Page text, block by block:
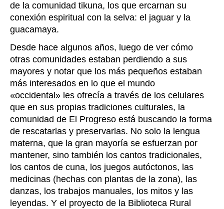
de la comunidad tikuna, los que ercarnan su
conexión espiritual con la selva: el jaguar y la
guacamaya.
Desde hace algunos años, luego de ver cómo
otras comunidades estaban perdiendo a sus
mayores y notar que los más pequeños estaban
más interesados en lo que el mundo
«occidental» les ofrecía a través de los celulares
que en sus propias tradiciones culturales, la
comunidad de El Progreso está buscando la forma
de rescatarlas y preservarlas. No solo la lengua
materna, que la gran mayoría se esfuerzan por
mantener, sino también los cantos tradicionales,
los cantos de cuna, los juegos autóctonos, las
medicinas (hechas con plantas de la zona), las
danzas, los trabajos manuales, los mitos y las
leyendas. Y el proyecto de la Biblioteca Rural